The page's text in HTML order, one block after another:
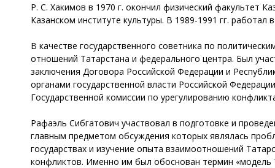
Р. С. Хакимов в 1970 г. окончил физический факультет
Казанском институте культуры. В 1989-1991 гг.
В качестве государственного советника по
отношений Татарстана и федерального центра. Был
заключения Договора Российской Федерации и
органами государственной власти Российской
Государственной комиссии по урегулированию
Рафаэль Сибгатович участвовал в подготовке и
главным предметом обсуждения которых являлась
государствах и изучение опыта взаимоотношений
конфликтов. Именно им был обоснован термин «модель